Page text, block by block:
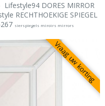
Lifestyle94 DORES MIRROR
RECHTHOEKIGE SPIEGEL
sierspiegels miroirs mirrors
Vraag uw korting